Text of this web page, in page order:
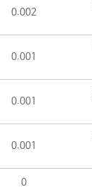
0.002
0.001
0.001
0.001
0